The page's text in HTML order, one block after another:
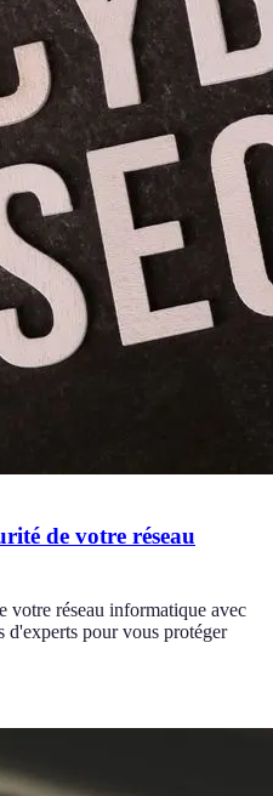
de votre réseau
votre réseau informatique avec
d'experts pour vous protéger